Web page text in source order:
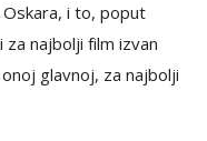
i to, poput
najbolji film izvan
glavnoj, za najbolji